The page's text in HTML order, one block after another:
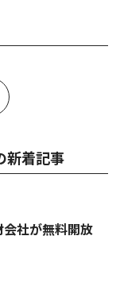
新着記事
社が無料開放